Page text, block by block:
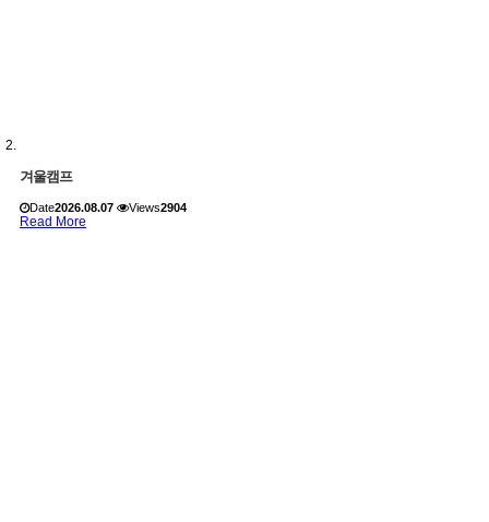
겨울캠프
Date2026.08.07 Views2904
Read More